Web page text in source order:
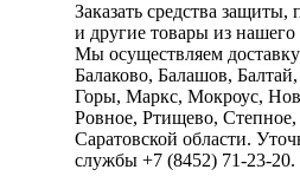
Заказать средства
и другие товары из
Мы осуществляем
Балаково, Балашов,
Горы, Маркс, Мокроус,
Ровное, Ртищево,
Саратовской области.
службы +7 (8452) 71-23-20.